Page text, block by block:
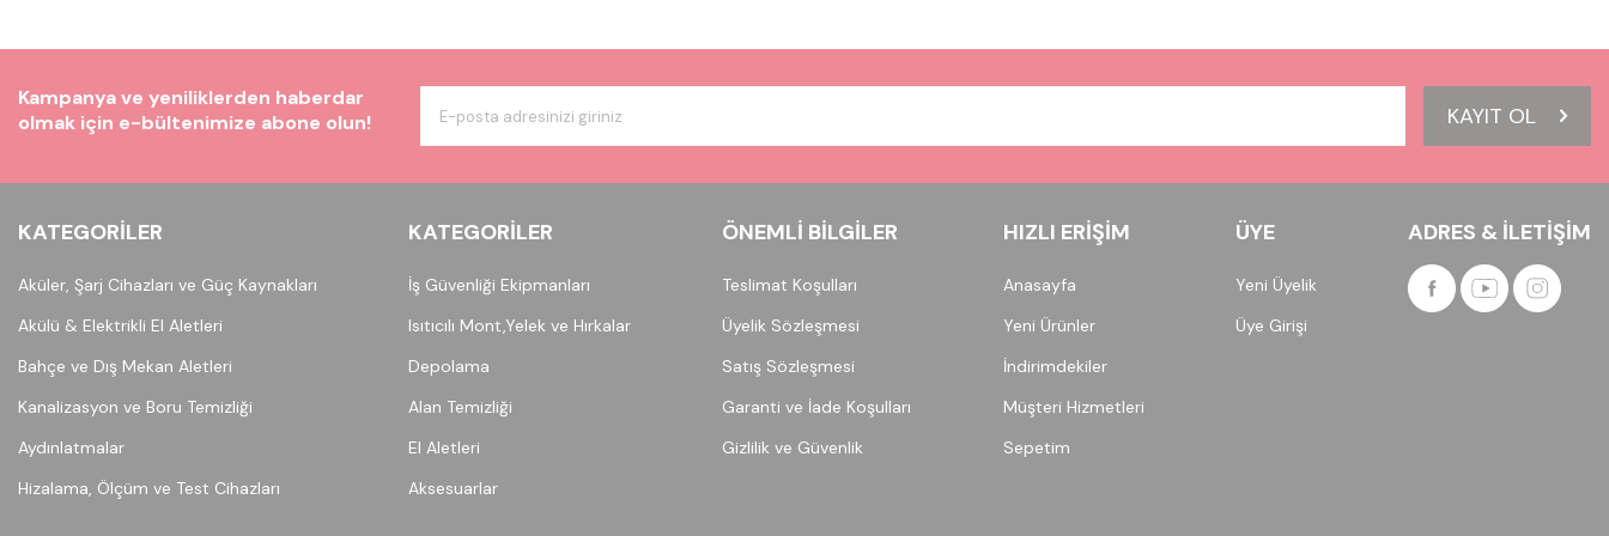
Kampanya ve yeniliklerden haberdar
olmak için e-bültenimize abone olun!
KAYIT OL
KATEGORILER
Aküler, Şarj Cihazları ve Güç Kaynakları
Akülü & Elektrikli El Aletleri
Bahçe ve Dış Mekan Aletleri
Kanalizasyon ve Boru Temizliği
Aydınlatmalar
Hizalama, Ölçüm ve Test Cihazları
KATEGORILER
İş Güvenliği Ekipmanları
Isıtıcılı Mont,Yelek ve Hırkalar
Depolama
Alan Temizliği
El Aletleri
Aksesuarlar
ÖNEMLI BILGILER
Teslimat Koşulları
Üyelik Sözleşmesi
Satış Sözleşmesi
Garanti ve İade Koşulları
Gizlilik ve Güvenlik
HIZLI ERIŞIM
Anasayfa
Yeni Ürünler
İndirimdekiler
Müşteri Hizmetleri
Sepetim
ÜYE
Yeni Üyelik
Üye Girişi
ADRES & İLETIŞIM